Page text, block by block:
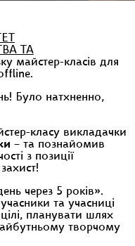
ТА
майстер-класів для
Було натхненно,
класу викладачки
– та познайомив
з позиції
через 5 років».
та учасниці
планувати шлях
творчому